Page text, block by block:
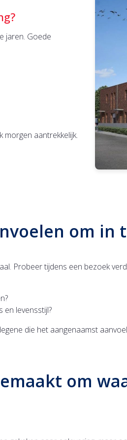
jaren. Goede
morgen aantrekkelijk.
om in
Probeer tijdens een bezoek
en levensstijl?
die het aangenaamst
om